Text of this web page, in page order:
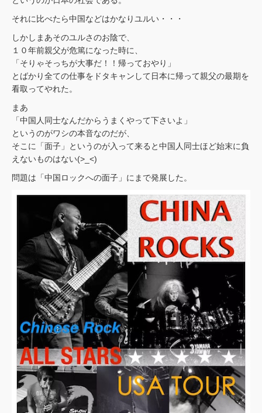
それに比べたら中国などはかなりユルい・・・
しかしまあそのユルさのお陰で、
１０年前親父が危篤になった時に、
「そりゃそっちが大事だ！！帰っておやり」
とばかり全ての仕事をドタキャンして日本に帰って親父の最期を
看取ってやれた。
まあ
「中国人同士なんだからうまくやって下さいよ」
というのがワシの本音なのだが、
そこに「面子」というのが入って来ると中国人同士ほど始末に負
えないものはない(>_<)
問題は「中国ロックへの面子」にまで発展した。